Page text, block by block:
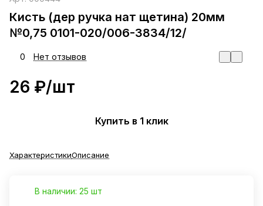
Кисть (дер ручка нат щетина) 20мм
№0,75 0101-020/006-3834/12/
0 Нет отзывов
26 ₽/шт
Купить в 1 клик
ХарактеристикиОписание
В наличии: 25 шт